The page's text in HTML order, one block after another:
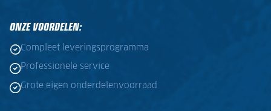
ONZE VOORDELEN:
Compleet leveringsprogramma
Professionele service
Grote eigen onderdelenvoorraad